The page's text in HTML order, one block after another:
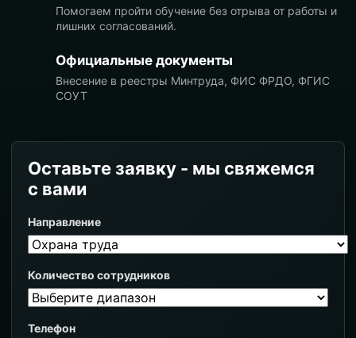
Помогаем пройти обучение без отрыва от работы и
лишних согласований.
Официальные документы
Внесение в реестры Минтруда, ФИС ФРДО, ФГИС
СОУТ
Оставьте заявку - мы свяжемся
с вами
Направление
Количество сотрудников
Телефон